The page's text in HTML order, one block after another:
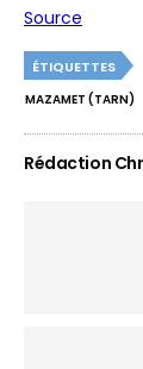
Source
ÉTIQUETTES
MAZAMET (TARN)
Rédaction